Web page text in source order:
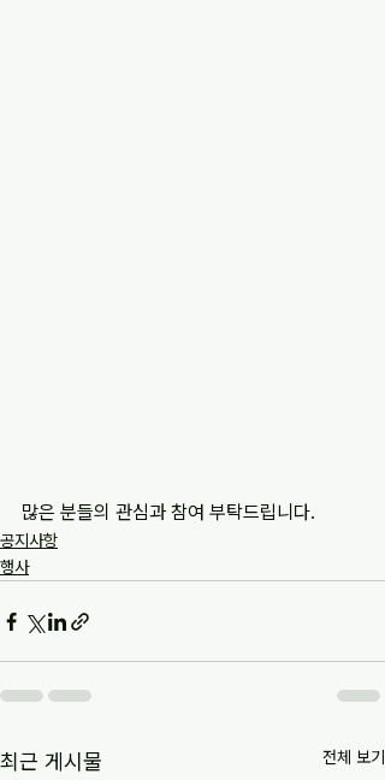
많은 분들의 관심과 참여 부탁드립니다.
공지사항
행사
최근 게시물 전체 보기